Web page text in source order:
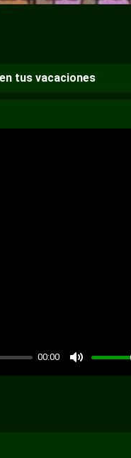
tus vacaciones
00:00